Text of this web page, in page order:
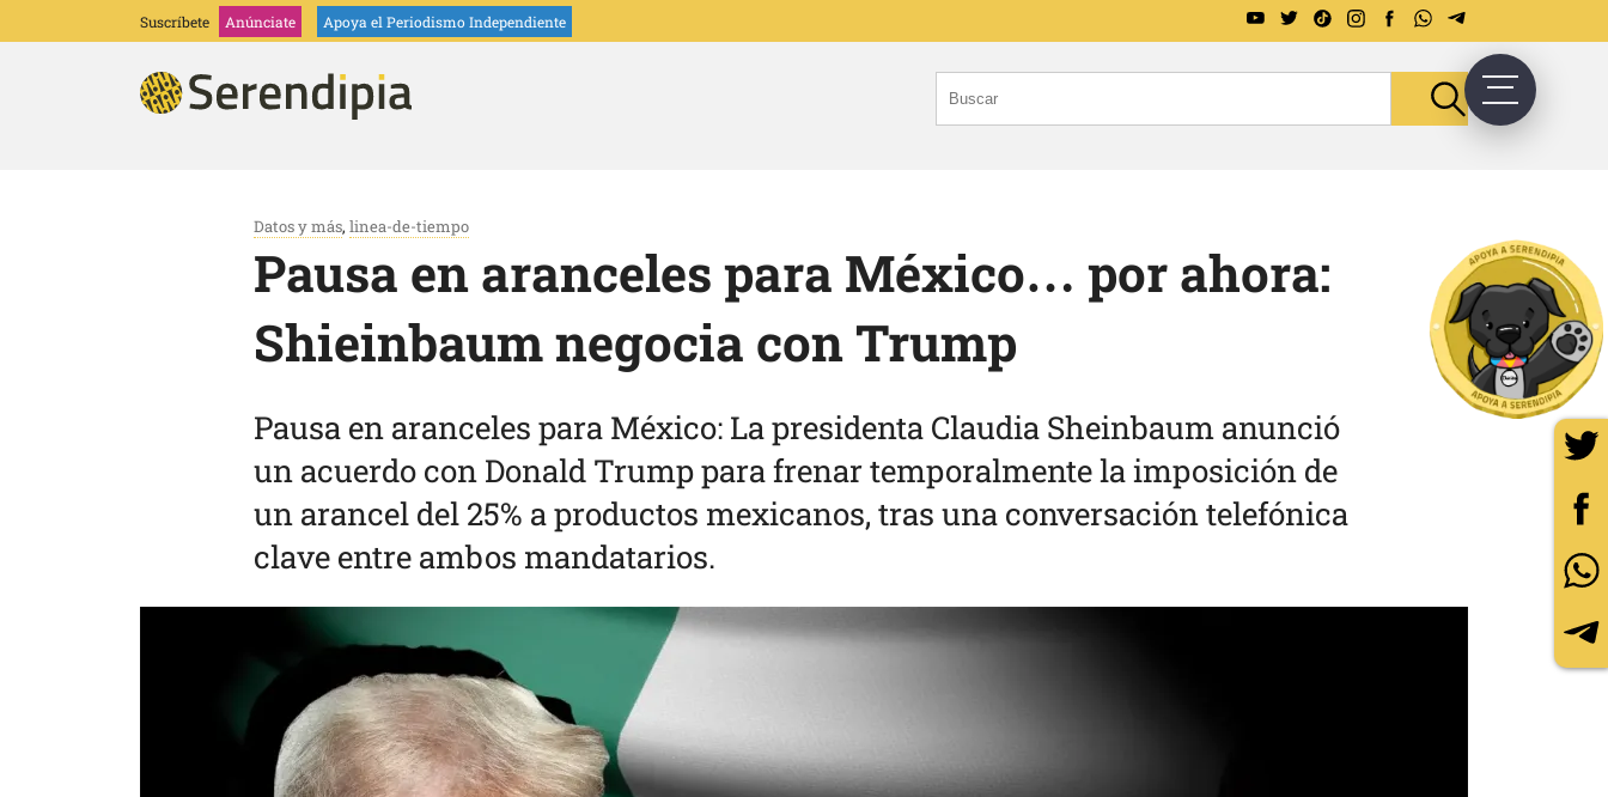
Suscríbete Anúnciate Apoya el Periodismo Independiente
Datos y más, linea-de-tiempo
Pausa en aranceles para México… por ahora:
Shieinbaum negocia con Trump
Pausa en aranceles para México: La presidenta Claudia Sheinbaum anunció
un acuerdo con Donald Trump para frenar temporalmente la imposición de
un arancel del 25% a productos mexicanos, tras una conversación telefónica
clave entre ambos mandatarios.